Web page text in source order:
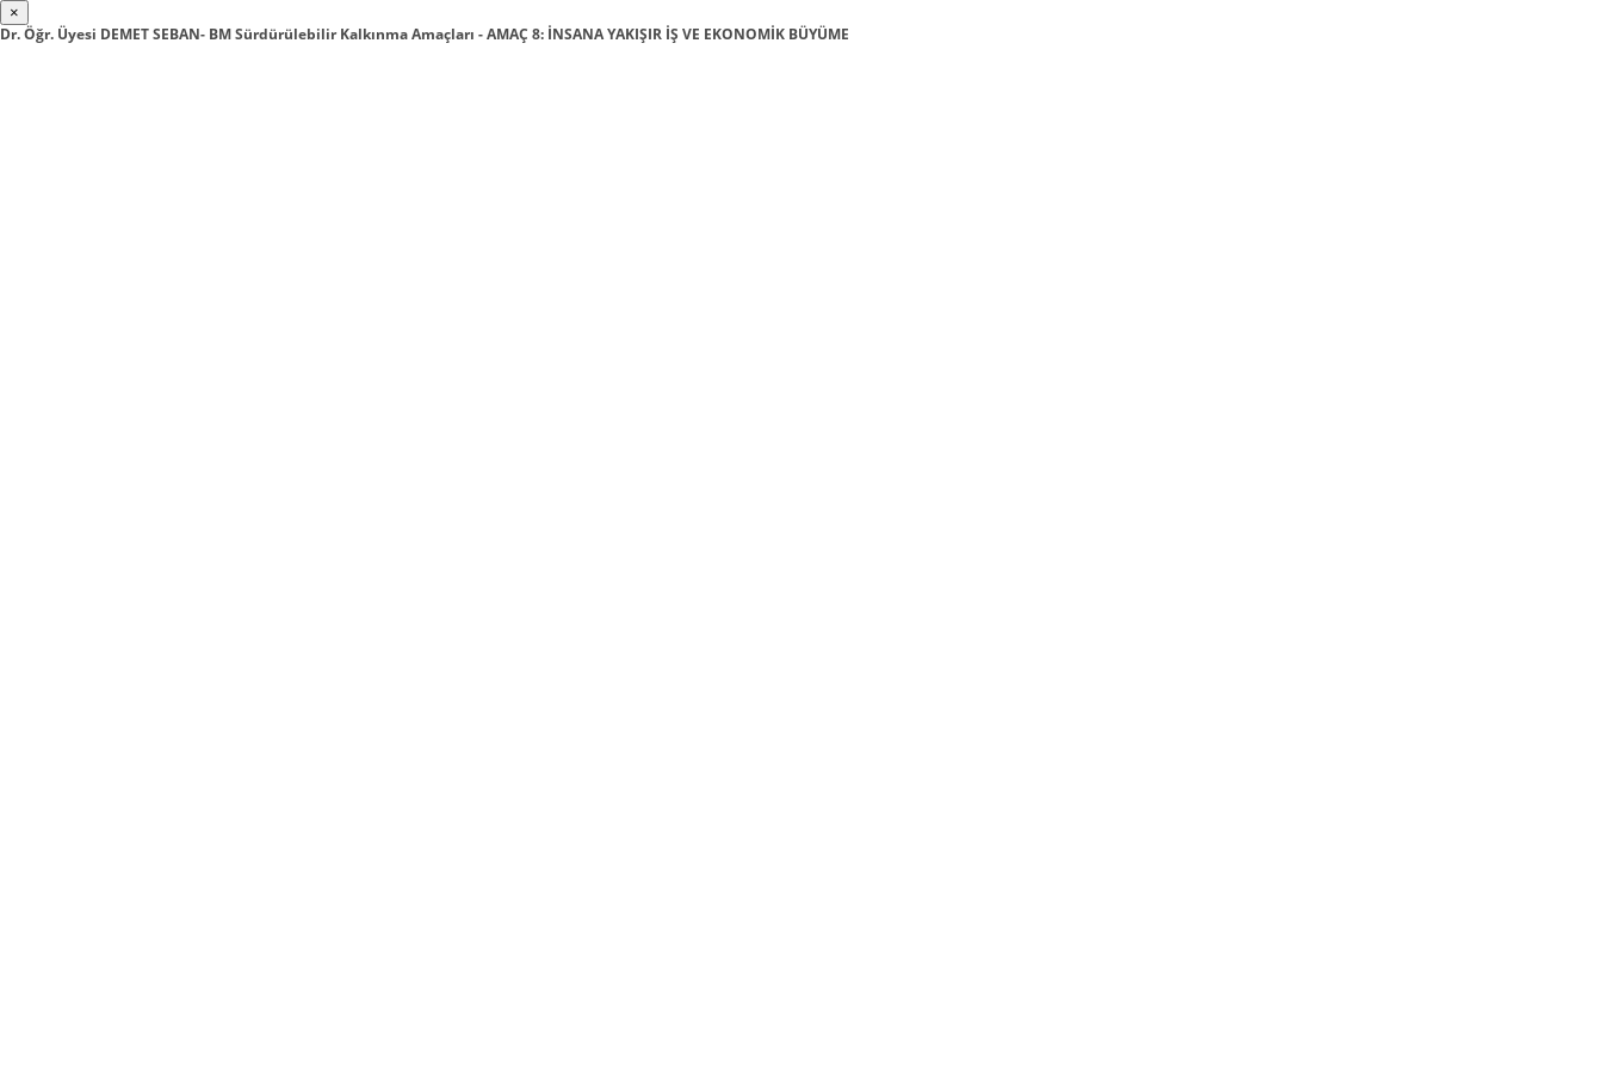
×
Dr. Öğr. Üyesi DEMET SEBAN- BM Sürdürülebilir Kalkınma Amaçları - AMAÇ 8: İNSANA YAKIŞIR İŞ VE EKONOMİK BÜYÜME